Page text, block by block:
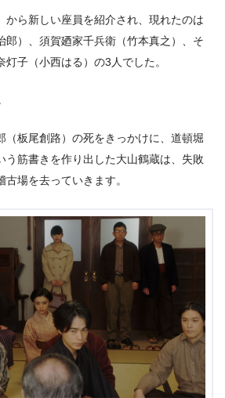
から新しい座員を紹介され、現れたのは
郎）、須賀廼家千兵衛（竹本真之）、そ
灯子（小西はる）の3人でした。
（板尾創路）の死をきっかけに、道頓堀
う筋書きを作り出した大山鶴蔵は、失敗
場を去っていきます。